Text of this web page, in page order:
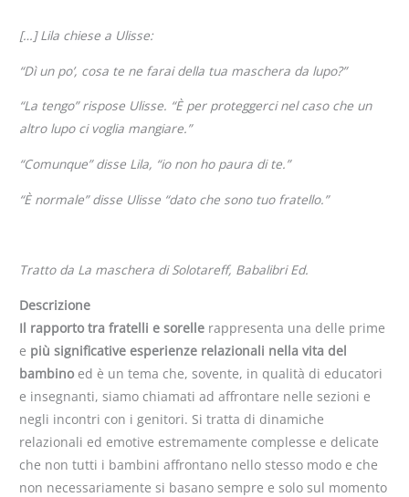
[…] Lila chiese a Ulisse:
“Dì un po’, cosa te ne farai della tua maschera da lupo?”
“La tengo” rispose Ulisse. “È per proteggerci nel caso che un
altro lupo ci voglia mangiare.”
“Comunque” disse Lila, “io non ho paura di te.”
“È normale” disse Ulisse “dato che sono tuo fratello.”
Tratto da La maschera di Solotareff, Babalibri Ed.
Descrizione
Il rapporto tra fratelli e sorelle rappresenta una delle prime
e più significative esperienze relazionali nella vita del
bambinoed è un tema che, sovente, in qualità di educatori
e insegnanti, siamo chiamati ad affrontare nelle sezioni e
negli incontri con i genitori. Si tratta di dinamiche
relazionali ed emotive estremamente complesse e delicate
che non tutti i bambini affrontano nello stesso modo e che
non necessariamente si basano sempre e solo sul momento